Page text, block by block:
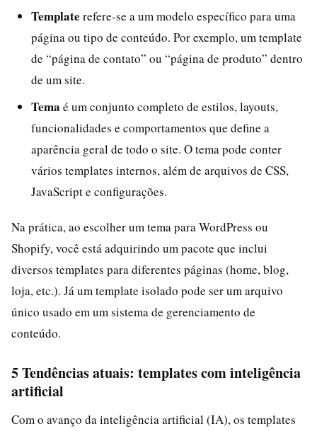
Template refere-se a um modelo específico para uma
página ou tipo de conteúdo. Por exemplo, um template
de “página de contato” ou “página de produto” dentro
de um site.
Tema é um conjunto completo de estilos, layouts,
funcionalidades e comportamentos que define a
aparência geral de todo o site. O tema pode conter
vários templates internos, além de arquivos de CSS,
JavaScript e configurações.
Na prática, ao escolher um tema para WordPress ou
Shopify, você está adquirindo um pacote que inclui
diversos templates para diferentes páginas (home, blog,
loja, etc.). Já um template isolado pode ser um arquivo
único usado em um sistema de gerenciamento de
conteúdo.
5 Tendências atuais: templates com inteligência
artificial
Com o avanço da inteligência artificial (IA), os templates